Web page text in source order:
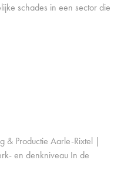
schades in een sector die
& Productie Aarle-Rixtel |
en denkniveau In de